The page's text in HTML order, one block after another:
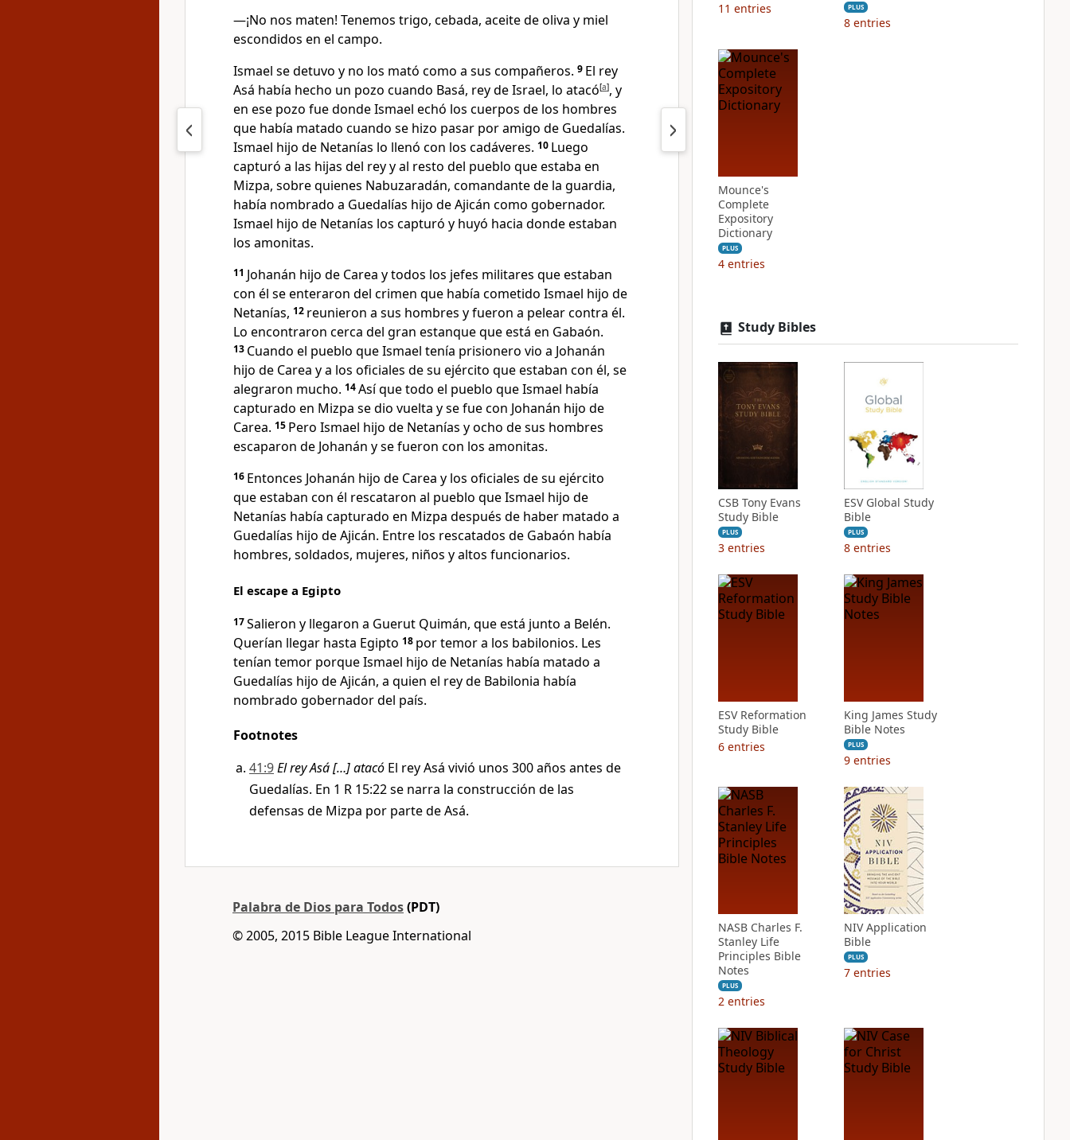
—¡No nos maten! Tenemos trigo, cebada, aceite de oliva y miel
escondidos en el campo.
Ismael se detuvo y no los mató como a sus compañeros. 9 El rey
Asá había hecho un pozo cuando Basá, rey de Israel, lo atacó[a], y
en ese pozo fue donde Ismael echó los cuerpos de los hombres
que había matado cuando se hizo pasar por amigo de Guedalías.
Ismael hijo de Netanías lo llenó con los cadáveres. 10 Luego
capturó a las hijas del rey y al resto del pueblo que estaba en
Mizpa, sobre quienes Nabuzaradán, comandante de la guardia,
había nombrado a Guedalías hijo de Ajicán como gobernador.
Ismael hijo de Netanías los capturó y huyó hacia donde estaban
los amonitas.
11 Johanán hijo de Carea y todos los jefes militares que estaban
con él se enteraron del crimen que había cometido Ismael hijo de
Netanías, 12 reunieron a sus hombres y fueron a pelear contra él.
Lo encontraron cerca del gran estanque que está en Gabaón.
13 Cuando el pueblo que Ismael tenía prisionero vio a Johanán
hijo de Carea y a los oficiales de su ejército que estaban con él, se
alegraron mucho. 14Así que todo el pueblo que Ismael había
capturado en Mizpa se dio vuelta y se fue con Johanán hijo de
Carea. 15 Pero Ismael hijo de Netanías y ocho de sus hombres
escaparon de Johanán y se fueron con los amonitas.
16 Entonces Johanán hijo de Carea y los oficiales de su ejército
que estaban con él rescataron al pueblo que Ismael hijo de
Netanías había capturado en Mizpa después de haber matado a
Guedalías hijo de Ajicán. Entre los rescatados de Gabaón había
hombres, soldados, mujeres, niños y altos funcionarios.
El escape a Egipto
17Salieron y llegaron a Guerut Quimán, que está junto a Belén.
Querían llegar hasta Egipto 18 por temor a los babilonios. Les
tenían temor porque Ismael hijo de Netanías había matado a
Guedalías hijo de Ajicán, a quien el rey de Babilonia había
nombrado gobernador del país.
Footnotes
41:9El rey Asá […] atacó El rey Asá vivió unos 300 años antes de
Guedalías. En 1 R 15:22 se narra la construcción de las
defensas de Mizpa por parte de Asá.
Palabra de Dios para Todos(PDT)
© 2005, 2015 Bible League International
11 entries PLUS
8 entries
Mounce's
Complete
Expository
Dictionary
PLUS
4 entries
Study Bibles
CSB Tony Evans
Study Bible
PLUS
3 entries
ESV Global Study
Bible
PLUS
8 entries
ESV Reformation
Study Bible
6 entries
King James Study
Bible Notes
PLUS
9 entries
NASB Charles F.
Stanley Life
Principles Bible
Notes
PLUS
2 entries
NIV Application
Bible
PLUS
7 entries